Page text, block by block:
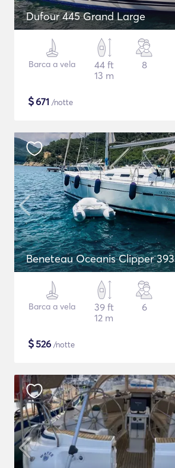
Dufour 445 Grand Large
Barca a vela
44 ft
13 m
8
$671 /notte
Beneteau Oceanis Clipper 393
Barca a vela
39 ft
12 m
6
$526 /notte